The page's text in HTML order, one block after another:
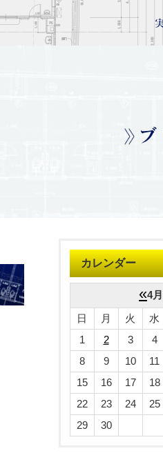
カレンダー
«4月
日 月 火 水
1
2 3 4
8
9 10 11
15
16 17 18
22
23 24 25
29
30